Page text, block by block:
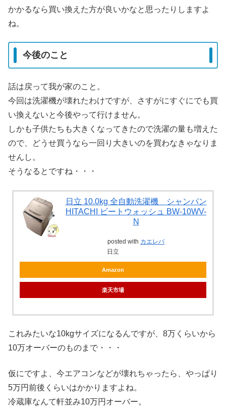
かかるなら買い換えた方が良いかなと思ったりしますよ
ね。
今後のこと
話は戻って我が家のこと。
今回は洗濯機が壊れたわけですが、さすがにすぐにでも買
い換えないと今後やって行けません。
しかも子供たちも大きくなってきたので洗濯の量も増えた
ので、どうせ買うなら一回り大きいのを買わなきゃなりま
せんし。
そうなるとですね・・・
日立 10.0kg 全自動洗濯機 シャンパン
HITACHI ビートウォッシュ BW-10WV-
N
posted with カエレバ
日立
Amazon
楽天市場
これみたいな10kgサイズになるんですが、8万くらいから
10万オーバーのものまで・・・
仮にですよ、今エアコンなどが壊れちゃったら、やっぱり
5万円前後くらいはかかりますよね。
冷蔵庫なんて軒並み10万円オーバー。